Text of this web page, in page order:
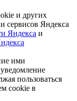
и других
сервисов Яндекса
Яндекса и
ими
пользоваться
cookie в